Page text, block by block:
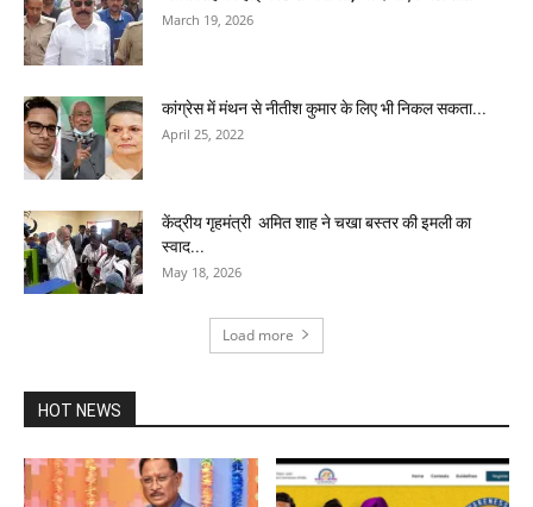
March 19, 2026
कांग्रेस में मंथन से नीतीश कुमार के लिए भी निकल सकता...
April 25, 2022
केंद्रीय गृहमंत्री अमित शाह ने चखा बस्तर की इमली का
स्वाद...
May 18, 2026
Load more
HOT NEWS